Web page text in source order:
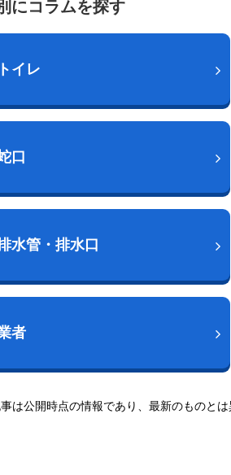
にコラムを探す
トイレ
口
水管・排水口
者
は公開時点の情報であり、最新のものと